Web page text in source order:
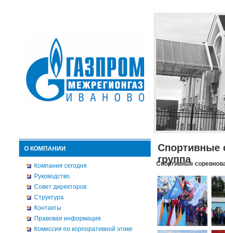
О КОМПАНИИ
Компания сегодня
Руководство
Совет директоров
Структура
Контакты
Правовая информация
Комиссия по корпоративной этике
Спортивные
группа
Спортивные